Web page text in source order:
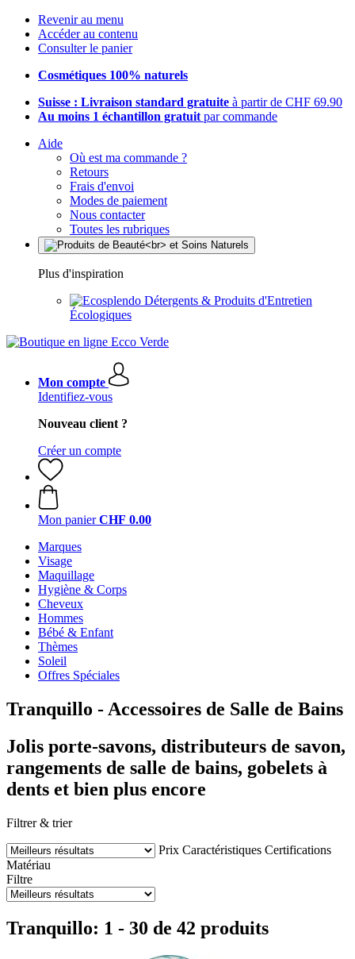
Revenir au menu
Accéder au contenu
Consulter le panier
Cosmétiques 100% naturels
Suisse : Livraison standard gratuite à partir de CHF 69.90
Au moins 1 échantillon gratuit par commande
Aide
Où est ma commande ?
Retours
Frais d'envoi
Modes de paiement
Nous contacter
Toutes les rubriques
Plus d'inspiration
Détergents & Produits d'Entretien
Écologiques
Mon compte
Identifiez-vous
Nouveau client ?
Créer un compte
Mon panier CHF 0.00
Marques
Visage
Maquillage
Hygiène & Corps
Cheveux
Hommes
Bébé & Enfant
Thèmes
Soleil
Offres Spéciales
Tranquillo - Accessoires de Salle de Bains
Jolis porte-savons, distributeurs de savon,
rangements de salle de bains, gobelets à
dents et bien plus encore
Filtrer & trier
Prix Caractéristiques Certifications
Matériau
Filtre
Tranquillo: 1 - 30 de 42 produits